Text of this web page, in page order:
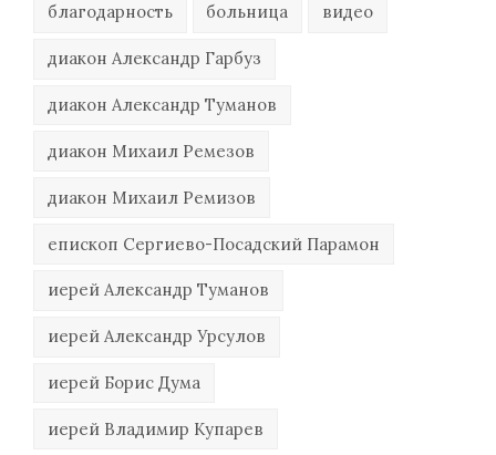
благодарность больница видео
диакон Александр Гарбуз
диакон Александр Туманов
диакон Михаил Ремезов
диакон Михаил Ремизов
епископ Сергиево-Посадский Парамон
иерей Александр Туманов
иерей Александр Урсулов
иерей Борис Дума
иерей Владимир Купарев